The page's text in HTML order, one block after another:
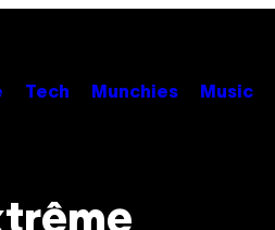
Tech Munchies Music